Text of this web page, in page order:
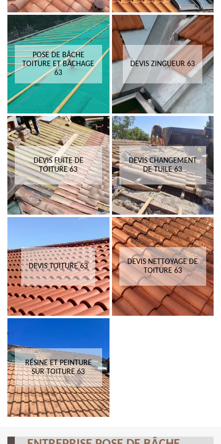
POSE DE BÂCHE
TOITURE ET BÂCHAGE
63
DEVIS ZINGUEUR 63
DEVIS FUITE DE
TOITURE 63
DEVIS CHANGEMENT
DE TUILE 63
DEVIS TOITURE 63
DEVIS NETTOYAGE DE
TOITURE 63
RÉSINE ET PEINTURE
SUR TOITURE 63